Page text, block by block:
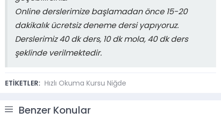
Online derslerimize başlamadan önce 15-20
dakikalık ücretsiz deneme dersi yapıyoruz.
Derslerimiz 40 dk ders, 10 dk mola, 40 dk ders
şeklinde verilmektedir.
ETİKETLER: Hızlı Okuma Kursu Niğde
Benzer Konular